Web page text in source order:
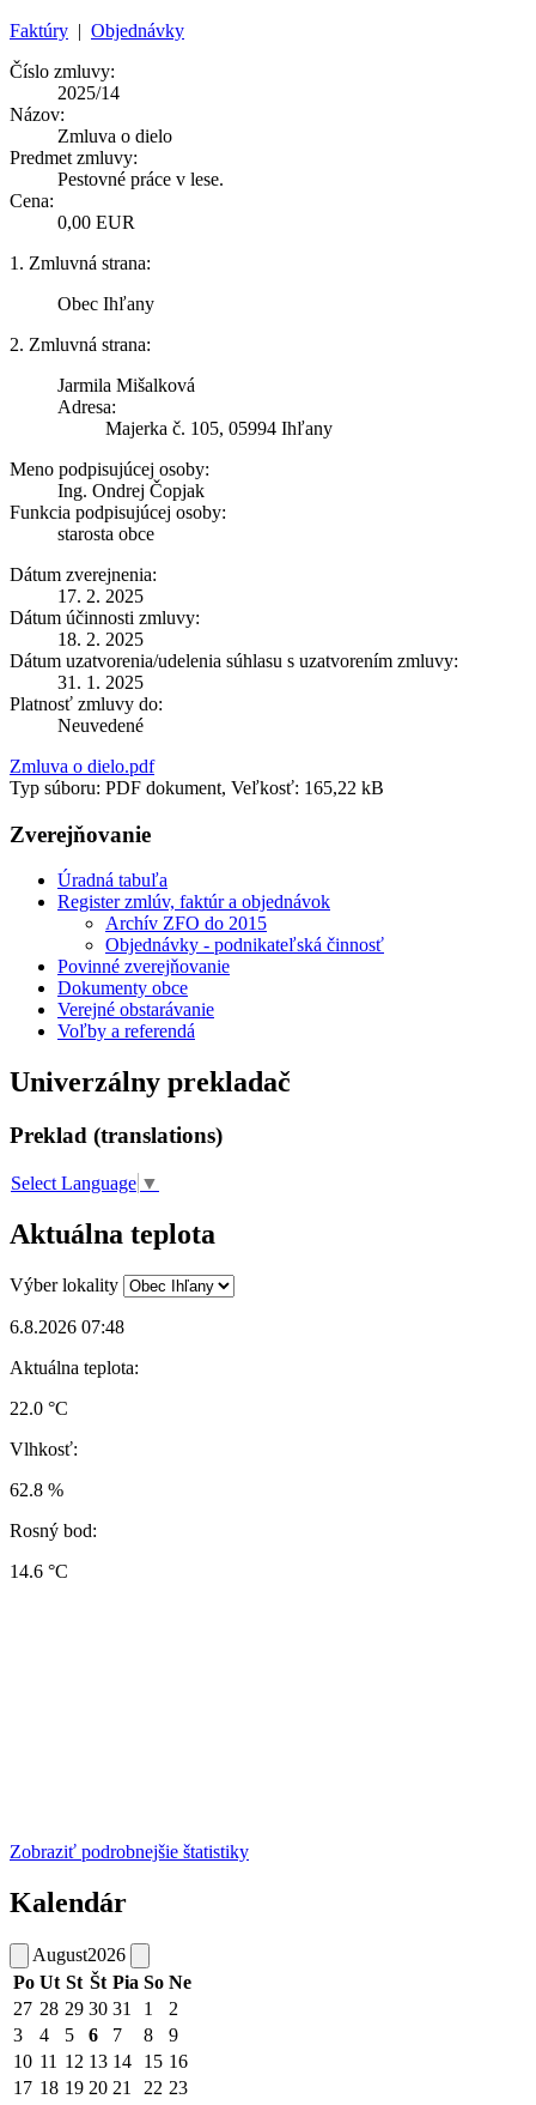
Faktúry | Objednávky
Číslo zmluvy:
2025/14
Názov:
Zmluva o dielo
Predmet zmluvy:
Pestovné práce v lese.
Cena:
0,00 EUR
1. Zmluvná strana:
Obec Ihľany
2. Zmluvná strana:
Jarmila Mišalková
Adresa:
Majerka č. 105, 05994 Ihľany
Meno podpisujúcej osoby:
Ing. Ondrej Čopjak
Funkcia podpisujúcej osoby:
starosta obce
Dátum zverejnenia:
17. 2. 2025
Dátum účinnosti zmluvy:
18. 2. 2025
Dátum uzatvorenia/udelenia súhlasu s uzatvorením zmluvy:
31. 1. 2025
Platnosť zmluvy do:
Neuvedené
Zmluva o dielo.pdf
Typ súboru: PDF dokument, Veľkosť: 165,22 kB
Zverejňovanie
Úradná tabuľa
Register zmlúv, faktúr a objednávok
Archív ZFO do 2015
Objednávky - podnikateľská činnosť
Povinné zverejňovanie
Dokumenty obce
Verejné obstarávanie
Voľby a referendá
Univerzálny prekladač
Preklad (translations)
Select Language ▼
Aktuálna teplota
Výber lokality
6.8.2026 07:48
Aktuálna teplota:
22.0 °C
Vlhkosť:
62.8 %
Rosný bod:
14.6 °C
Zobraziť podrobnejšie štatistiky
Kalendár
August2026
Po Ut St Št Pia So Ne
27 28 29 30 31 1
2
3
4 5 6 7 8
9
10 11 12 13 14 15 16
17 18 19 20 21 22 23